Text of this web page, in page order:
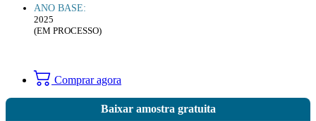
ANO BASE:
2025
(EM PROCESSO)
Comprar agora
Baixar amostra gratuita